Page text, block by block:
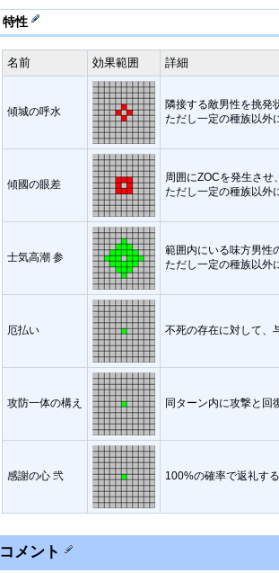
特性
名前 効果範囲 詳細
傾城の呼水
隣接する敵男性を挑発
ただし一定の種族以外
傾國の眼差
周囲にZOCを発生させ
ただし一定の種族以外
士気高潮 参
範囲内にいる味方男性
ただし一定の種族以外
厄払い 不死の存在に対して、
攻防一体の構え 同ターン内に攻撃と回
感謝の心 弐 100%の確率で返礼す
コメント